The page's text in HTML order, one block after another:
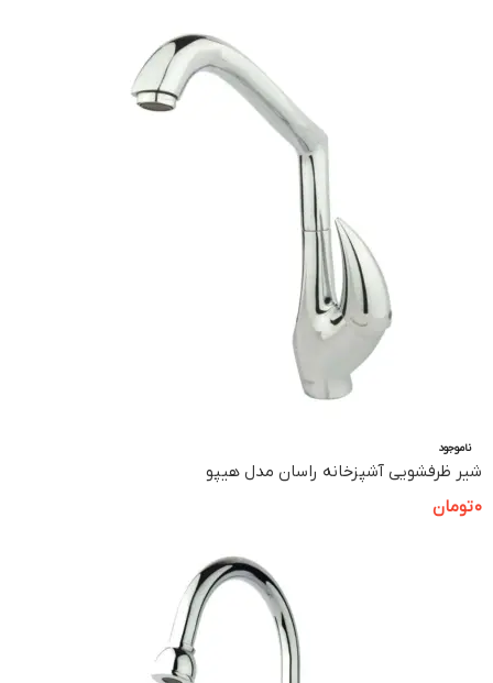
ناموجود
شیر ظرفشویی آشپزخانه راسان مدل هیپو
0تومان